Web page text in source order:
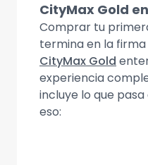
CityMax Gold
Comprar tu
termina en la
CityMax Gold
experiencia
incluye lo que
eso: